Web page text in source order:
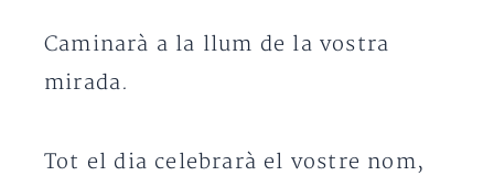
Caminarà a la llum de la vostra
mirada.
Tot el dia celebrarà el vostre nom,